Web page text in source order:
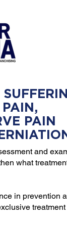
PAIN
and
what
in prevention
treatment